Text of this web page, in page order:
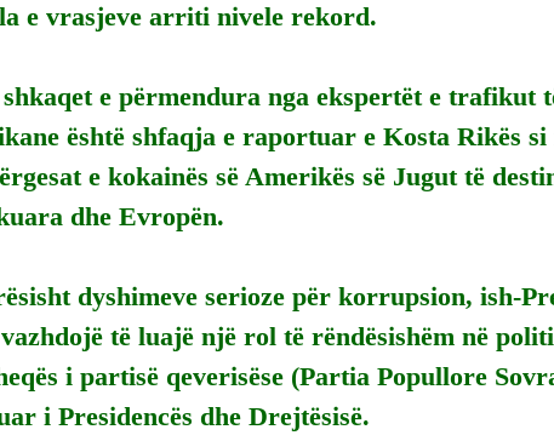
e vrasjeve arriti nivele rekord.
e përmendura nga ekspertët e trafikut
është shfaqja e raportuar e Kosta Rikës
e kokainës së Amerikës së Jugut të
dhe Evropën.
dyshimeve serioze për korrupsion, ish-
të luajë një rol të rëndësishëm në
i partisë qeverisëse (Partia Popullore
i Presidencës dhe Drejtësisë.